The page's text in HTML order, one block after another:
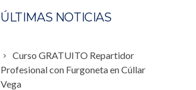
ÚLTIMAS NOTICIAS
Curso GRATUITO Repartidor
Profesional con Furgoneta en Cúllar
Vega